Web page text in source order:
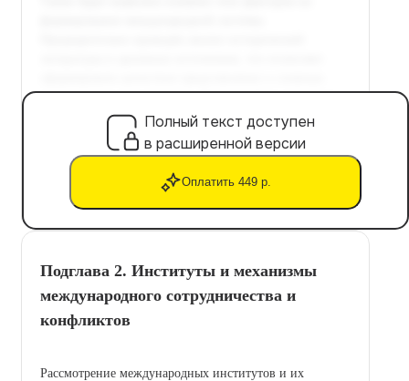
Полный текст доступен
в расширенной версии
Оплатить 449 р.
Подглава 2. Институты и механизмы
международного сотрудничества и
конфликтов
Рассмотрение международных институтов и их